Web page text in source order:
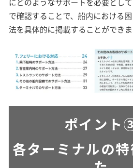
で確認することで、船内における
法を具体的に掲載することができま
ポイン
各ターミナルの